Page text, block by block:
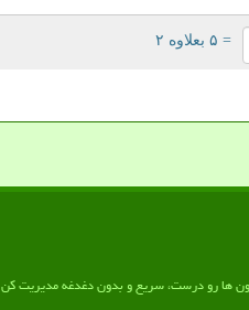
= ۵ بعلاوه ۲
اون ها رو درست، سریع و بدون دغدغه مدیریت کن